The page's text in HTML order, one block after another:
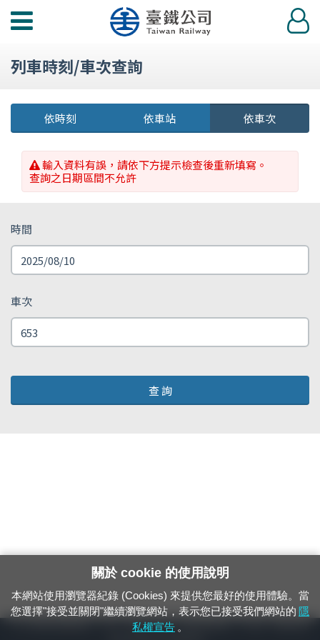
功
選
登
入
列車時刻/車次查詢
依時刻 依車站 依車次
輸入資料有誤，請依下方提示檢查後重新填寫。
查詢之日期區間不允許
時間
車次
查 詢
24小時緊急通報電話：1933（市話、手機，僅限發現軌道、平交道、橋樑及隧
關於 cookie 的使用說明
本網站使用瀏覽器紀錄 (Cookies) 來提供您最好的使用體驗。當
您選擇"接受並關閉"繼續瀏覽網站，表示您已接受我們網站的 隱
私權宣告 。